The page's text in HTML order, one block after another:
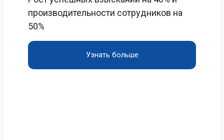
производительности сотрудников на
50%
Узнать больше